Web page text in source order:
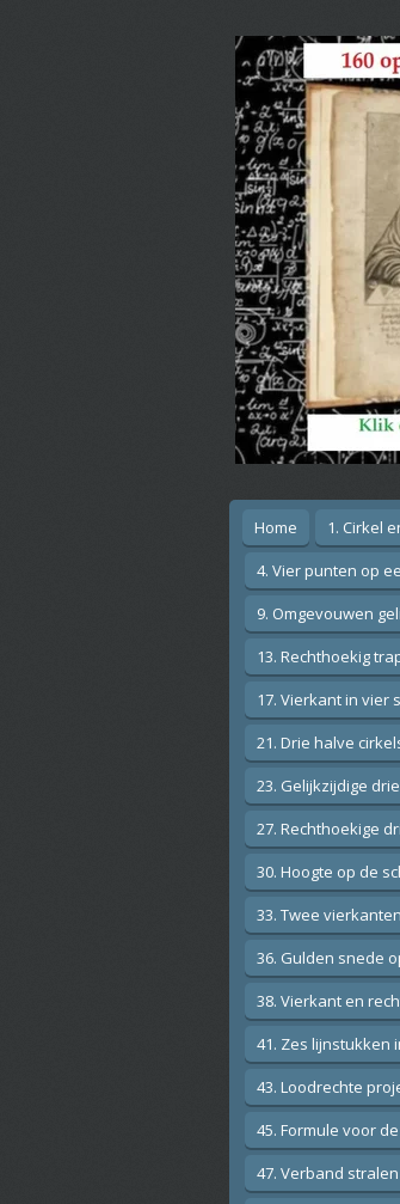
Home 1. Cirkel
4. Vier punten op
9. Omgevouwen
13. Rechthoekig
17. Vierkant in vier
21. Drie halve
23. Gelijkzijdige
27. Rechthoekige
30. Hoogte op de
33. Twee
36. Gulden snede
38. Vierkant en
41. Zes lijnstukken
43. Loodrechte
45. Formule voor
47. Verband